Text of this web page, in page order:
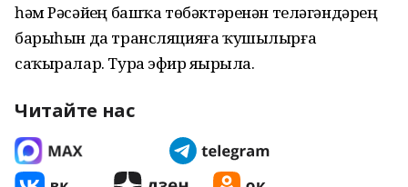
һәм Рәсәйҙең башҡа төбәктәренән теләгәндәрҙең
барыһын да трансляцияға ҡушылырға
саҡыралар. Тура эфир яҙҙырыла.
Читайте нас